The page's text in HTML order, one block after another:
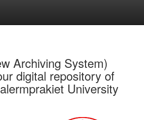
Archiving System)
digital repository of
University